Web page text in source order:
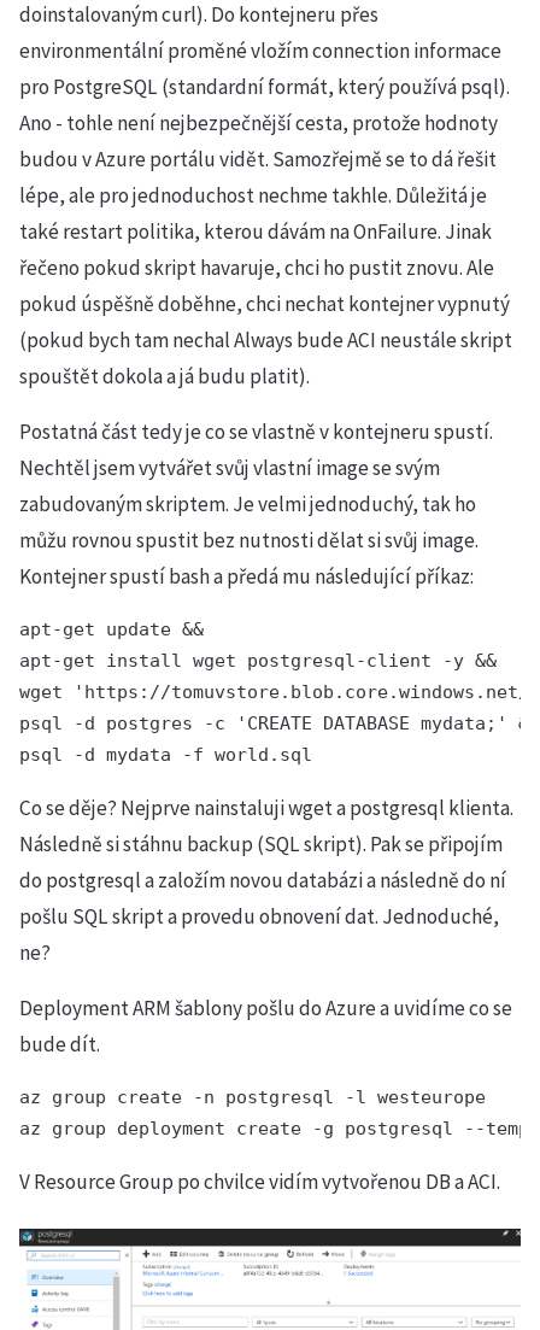
doinstalovaným curl). Do kontejneru přes
environmentální proměné vložím connection informace
pro PostgreSQL (standardní formát, který používá psql).
Ano - tohle není nejbezpečnější cesta, protože hodnoty
budou v Azure portálu vidět. Samozřejmě se to dá řešit
lépe, ale pro jednoduchost nechme takhle. Důležitá je
také restart politika, kterou dávám na OnFailure. Jinak
řečeno pokud skript havaruje, chci ho pustit znovu. Ale
pokud úspěšně doběhne, chci nechat kontejner vypnutý
(pokud bych tam nechal Always bude ACI neustále skript
spouštět dokola a já budu platit).
Postatná část tedy je co se vlastně v kontejneru spustí.
Nechtěl jsem vytvářet svůj vlastní image se svým
zabudovaným skriptem. Je velmi jednoduchý, tak ho
můžu rovnou spustit bez nutnosti dělat si svůj image.
Kontejner spustí bash a předá mu následující příkaz:
apt-get update &&
apt-get install wget postgresql-client -y &&
wget 'https://tomuvstore.blob.core.windows.net/sdilna/
psql -d postgres -c 'CREATE DATABASE mydata;'
psql -d mydata -f world.sql
Co se děje? Nejprve nainstaluji wget a postgresql klienta.
Následně si stáhnu backup (SQL skript). Pak se připojím
do postgresql a založím novou databázi a následně do ní
pošlu SQL skript a provedu obnovení dat. Jednoduché,
ne?
Deployment ARM šablony pošlu do Azure a uvidíme co se
bude dít.
az group create -n postgresql -l westeurope
az group deployment create -g postgresql --
V Resource Group po chvilce vidím vytvořenou DB a ACI.